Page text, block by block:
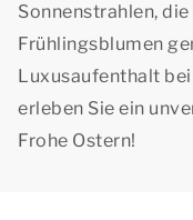
Sonnenstrahlen,
Frühlingsblumen
Luxusaufenthalt bei
erleben Sie ein
Frohe Ostern!